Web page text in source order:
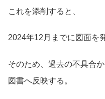
これを添削すると、
2024年12月までに図面を
そのため、過去の不具合
図書へ反映する。